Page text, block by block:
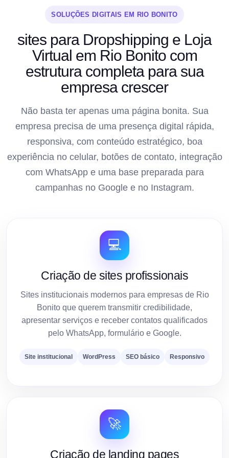
SOLUÇÕES DIGITAIS EM RIO BONITO
sites para Dropshipping e Loja
Virtual em Rio Bonito com
estrutura completa para sua
empresa crescer
Não basta ter apenas uma página bonita. Sua
empresa precisa de uma presença digital rápida,
responsiva, com conteúdo estratégico, boa
experiência no celular, botões de contato, integração
com WhatsApp e uma base preparada para
campanhas no Google e no Instagram.
💻
Criação de sites profissionais
Sites institucionais modernos para empresas de Rio
Bonito que querem transmitir credibilidade,
apresentar serviços e receber contatos qualificados
pelo WhatsApp, formulário e Google.
Site institucional WordPress SEO básico Responsivo
🚀
Criação de landing pages